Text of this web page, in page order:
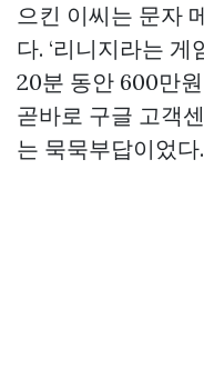
으킨 이씨는 문자
다. ‘리니지라는
20분 동안 600만
곧바로 구글 고객
는 묵묵부답이었다.